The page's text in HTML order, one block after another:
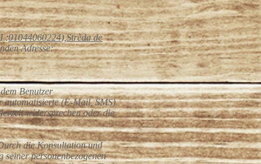
01044060224),Strèda de
Adresse:
Benutzer
automatisierte (E-Mail, SMS)
widersprechen oder die
die Konsultation und
personenbezogenen